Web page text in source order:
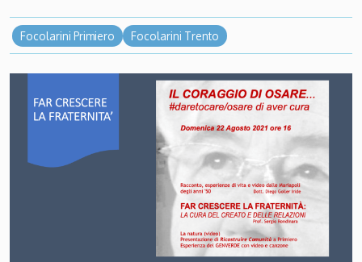
Focolarini Primiero Focolarini Trento